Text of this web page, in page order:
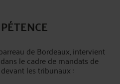
de Bordeaux, intervient
le cadre de mandats de
les tribunaux :